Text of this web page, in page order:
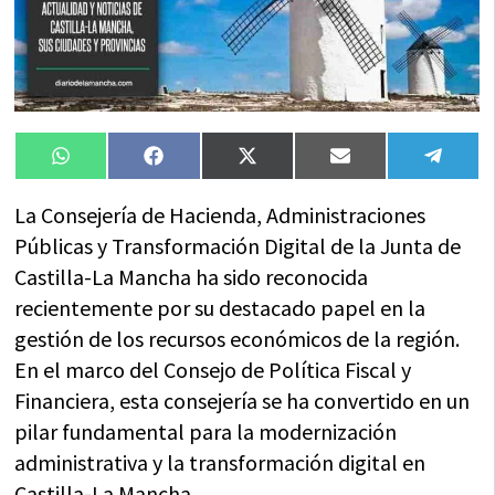
Compartir
en
WhatsAppCompartir
en
FacebookCompartir
en
X
(Twitter)
Compartir
en
Email
en
La Consejería de Hacienda, Administraciones
Públicas y Transformación Digital de la Junta de
Castilla-La Mancha ha sido reconocida
recientemente por su destacado papel en la
gestión de los recursos económicos de la región.
En el marco del Consejo de Política Fiscal y
Financiera, esta consejería se ha convertido en un
pilar fundamental para la modernización
administrativa y la transformación digital en